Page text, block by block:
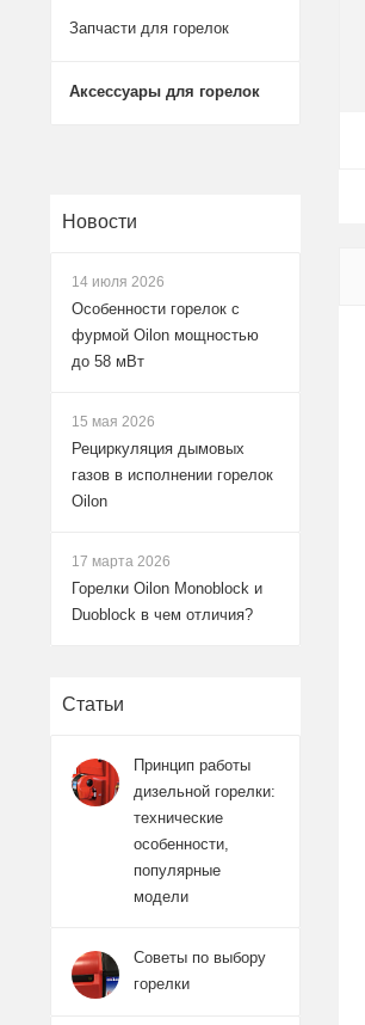
Запчасти для горелок
Аксессуары для горелок
Новости
14 июля 2026
Особенности горелок с
фурмой Oilon мощностью
до 58 мВт
15 мая 2026
Рециркуляция дымовых
газов в исполнении горелок
Oilon
17 марта 2026
Горелки Oilon Monoblock и
Duoblock в чем отличия?
Статьи
Принцип работы
дизельной горелки:
технические
особенности,
популярные
модели
Советы по выбору
горелки